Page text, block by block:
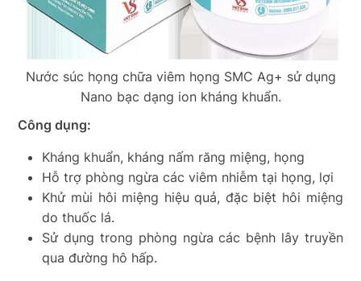
Nước súc họng chữa viêm họng SMC Ag+ sử dụng
Nano bạc dạng ion kháng khuẩn.
Công dụng:
Kháng khuẩn, kháng nấm răng miệng, họng
Hỗ trợ phòng ngừa các viêm nhiễm tại họng, lợi
Khử mùi hôi miệng hiệu quả, đặc biệt hôi miệng
do thuốc lá.
Sử dụng trong phòng ngừa các bệnh lây truyền
qua đường hô hấp.